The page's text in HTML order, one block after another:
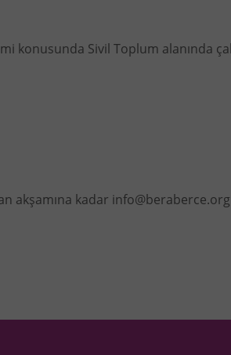
konusunda Sivil Toplum alanında
akşamına kadar